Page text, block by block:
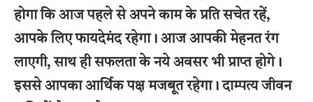
होगा कि आज पहले से अपने काम के प्रति सचेत रहें,
आपके लिए फायदेमंद रहेगा। आज आपकी मेहनत रंग
लाएगी, साथ ही सफलता के नये अवसर भी प्राप्त होगे।
इससे आपका आर्थिक पक्ष मजबूत रहेगा। दाम्पत्य जीवन